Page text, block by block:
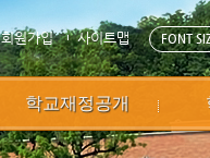
회원가입 사이트맵 FONT
학교재정공개